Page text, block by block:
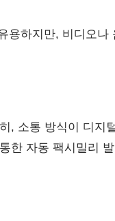
용하지만, 비디오나
, 소통 방식이 디지
한 자동 팩시밀리